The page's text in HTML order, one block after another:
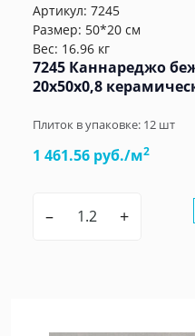
Артикул: 7245
Размер: 50*20 см
Вес: 16.96 кг
7245 Каннареджо
20x50x0,8
Плиток в упаковке: 12 шт
1 461.56 руб./м2
– +